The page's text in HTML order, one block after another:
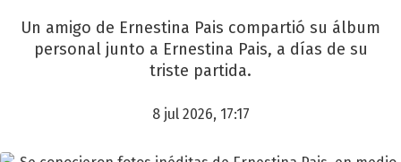
Un amigo de Ernestina Pais compartió su álbum
personal junto a Ernestina Pais, a días de su
triste partida.
8 jul 2026, 17:17